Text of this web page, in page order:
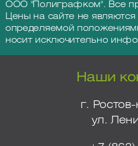
ООО "Полиграфком". Все
Цены на сайте не
определяемой
носит исключительно
Наши
г.
ул.